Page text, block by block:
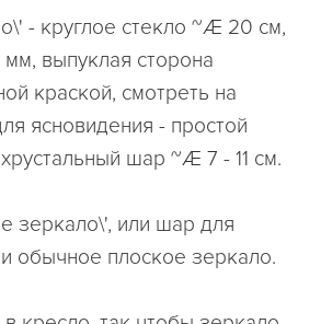
- круглое стекло ~Æ 20 см,
мм, выпуклая сторона
краской, смотреть на
ясновидения - простой
шар ~Æ 7 - 11 см.
зеркало\', или шар для
обычное плоское зеркало.